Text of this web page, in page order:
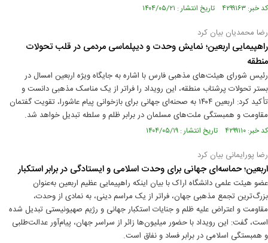
کد خبر: ۴۲۹۹۱۶۳ تاریخ انتشار : ۱۴۰۴/۰۵/۲۱
رضا محمدیان بیان کرد
راهپیمایی اربعین؛ نمایش وحدت و دیپلماسی مردمی در قلب تحولات
منطقه
رئیس شورای هیئت‌های مذهبی فارس با اشاره به جایگاه ویژه اربعین امسال در
بستر تحولات پرشتاب منطقه، این رویداد را فراتر از یک مناسک مذهبی دانست و
تأکید کرد: اربعین ۱۴۰۴ به صحنه‌ای جهانی برای بازخوانی پیام عاشورا، تقویت گفتمان
مقاومت و همبستگی ملت‌های مسلمان در برابر ظلم و سلطه تبدیل خواهد شد.
کد خبر: ۴۲۹۹۱۱۰ تاریخ انتشار : ۱۴۰۴/۰۵/۱۹
رضا پورایمانی بیان کرد
اربعین؛ حماسه‌ای جهانی برای وحدت اسلامی و ایستادگی در برابر استکبار
عضو هیئت علمی دانشگاه اراک با بیان اینکه راهپیمایی عظیم اربعین به‌عنوان
بزرگ‌ترین تجمع مذهبی جهان، فراتر از یک مراسم دینی، به نمادی از وحدت،
مقاومت و اعتراض علیه ظلم و جنایات استکبار جهانی و رژیم صهیونیستی تبدیل شده
است، گفت: این رویداد با حضور میلیون‌ها زائر از سراسر جهان، پیام‌آور عدالت‌طلبی
و همبستگی اسلامی در برابر فساد و نفاق است.